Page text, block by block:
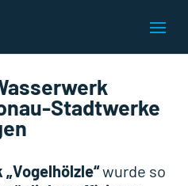
Stadtwerke
wurde so